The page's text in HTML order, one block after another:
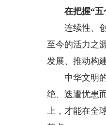
在把握“五
连续性、创
至今的活力之
发展、推动构
中华文明的
绝、迭遭忧患
上，才能在全